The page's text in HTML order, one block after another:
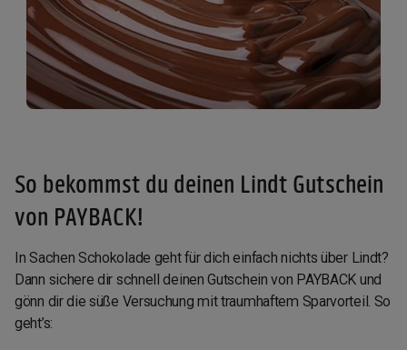
So bekommst du deinen Lindt Gutschein
von PAYBACK!
In Sachen Schokolade geht für dich einfach nichts über Lindt?
Dann sichere dir schnell deinen Gutschein von PAYBACK und
gönn dir die süße Versuchung mit traumhaftem Sparvorteil. So
geht’s: